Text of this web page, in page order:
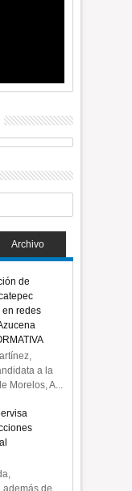
Archivo
de
redes
a la
Morelos, A...
además de